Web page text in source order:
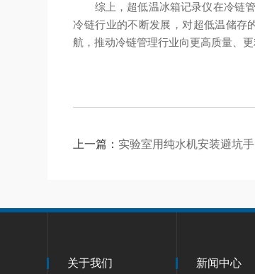
综上，超低温冰箱记录仪在冷链管
冷链行业的不断发展，对超低温储存
航，推动冷链管理行业向更高质量、更
上一篇： 实验室用纯水机安装避坑
关于我们 新闻中心